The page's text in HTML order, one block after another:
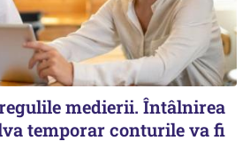
medierii. Întâlnirea
temporar conturile va fi